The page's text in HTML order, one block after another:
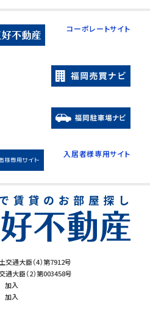
通大臣（4）第7912号
大臣（2）第003458号
加入
加入
コーポレートサイト
入居者様専用サイト